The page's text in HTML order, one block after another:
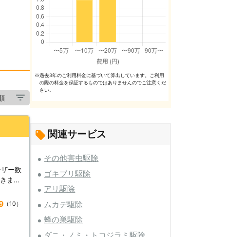
ー数
まし
お困
今で
業務
用」
（10）
※過去3年のご利⽤料⾦に基づいて算出しています。ご利⽤
の際の料⾦を保証するものではありませんのでご注意くだ
さい。
関連サービス
その他害虫駆除
ゴキブリ駆除
アリ駆除
ムカデ駆除
蜂の巣駆除
ダニ・ノミ・トコジラミ駆除